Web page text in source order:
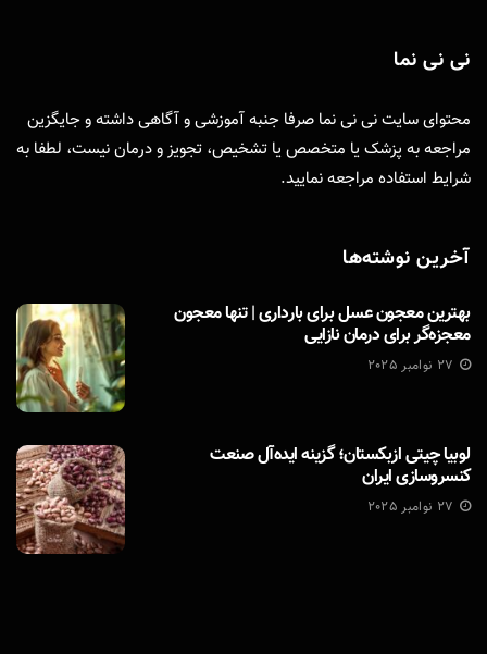
نی نی نما
محتوای سایت نی نی نما صرفا جنبه آموزشی و آگاهی داشته و جایگزین
مراجعه به پزشک یا متخصص یا تشخیص، تجویز و درمان نیست، لطفا به
شرایط استفاده مراجعه نمایید.
آخرین نوشته‌ها
بهترین معجون عسل برای بارداری | تنها معجون
معجزه‌گر برای درمان نازایی
27 نوامبر 2025
لوبیا چیتی ازبکستان؛ گزینه ایده‌آل صنعت
کنسروسازی ایران
27 نوامبر 2025